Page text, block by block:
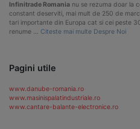
Infinitrade Romania nu se rezuma doar la
constant deserviti, mai mult de 250 de
tari importante din Europa cat si cei peste
renume … Citeste mai multe Despre Noi
Pagini utile
www.danube-romania.ro
www.masinispalatindustriale.ro
www.cantare-balante-electronice.ro